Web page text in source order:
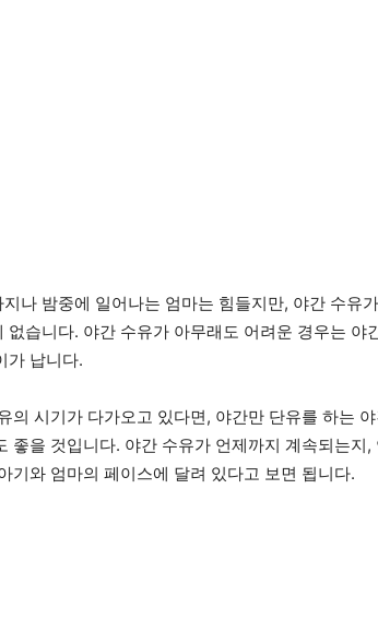
지나 밤중에 일어나는 엄마는 힘들지만, 야간 수유
없습니다. 야간 수유가 아무래도 어려운 경우는 야
가 납니다.
의 시기가 다가오고 있다면, 야간만 단유를 하는
좋을 것입니다. 야간 수유가 언제까지 계속되는
기와 엄마의 페이스에 달려 있다고 보면 됩니다.